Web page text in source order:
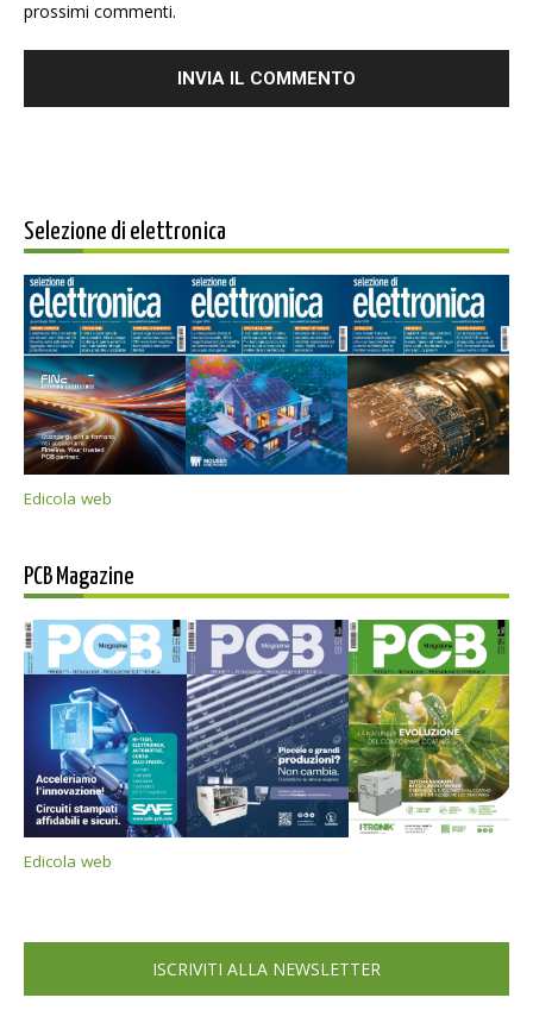
prossimi commenti.
Selezione di elettronica
Edicola web
PCB Magazine
Edicola web
ISCRIVITI ALLA NEWSLETTER